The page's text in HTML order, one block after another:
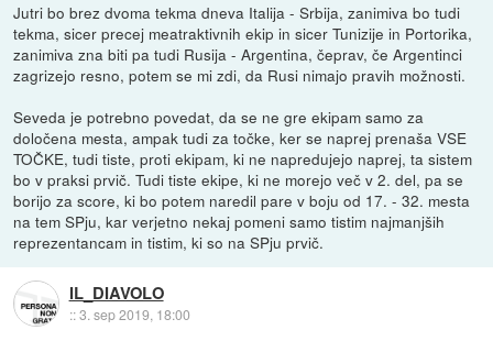
Jutri bo brez dvoma tekma dneva Italija - Srbija, zanimiva bo tudi
tekma, sicer precej meatraktivnih ekip in sicer Tunizije in Portorika,
zanimiva zna biti pa tudi Rusija - Argentina, čeprav, če Argentinci
zagrizejo resno, potem se mi zdi, da Rusi nimajo pravih možnosti.
Seveda je potrebno povedat, da se ne gre ekipam samo za
določena mesta, ampak tudi za točke, ker se naprej prenaša VSE
TOČKE, tudi tiste, proti ekipam, ki ne napredujejo naprej, ta sistem
bo v praksi prvič. Tudi tiste ekipe, ki ne morejo več v 2. del, pa se
borijo za score, ki bo potem naredil pare v boju od 17. - 32. mesta
na tem SPju, kar verjetno nekaj pomeni samo tistim najmanjših
reprezentancam in tistim, ki so na SPju prvič.
IL_DIAVOLO
::3. sep 2019, 18:00